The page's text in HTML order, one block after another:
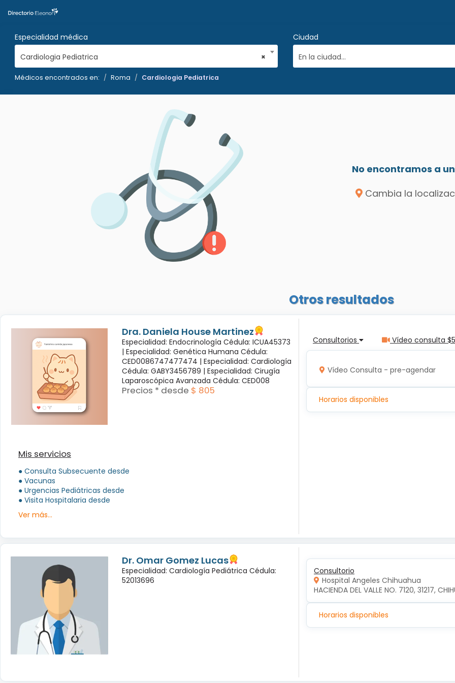
Especialidad médica
×
Cardiologia Pediatrica
Ciudad
En la ciudad...
Médicos encontrados en: Roma Cardiologia Pediatrica
No encontramos a
Cambia la
Otros resultados
Dra. Daniela House Martinez
Especialidad: Endocrinología Cédula: ICUA45373
| Especialidad: Genética Humana Cédula:
CED0086747477474 | Especialidad: Cardiología
Cédula: GABY3456789 | Especialidad: Cirugía
Laparoscópica Avanzada Cédula: CED008
Precios * desde $ 805
Mis servicios
● Consulta Subsecuente desde
● Vacunas
● Urgencias Pediátricas desde
● Visita Hospitalaria desde
Ver más...
Consultorios Vídeo consulta
Vídeo Consulta - pre-agendar
Horarios disponibles
Dr. Omar Gomez Lucas
Especialidad: Cardiología Pediátrica Cédula:
52013696
Consultorio
Hospital Angeles Chihuahua
HACIENDA DEL VALLE NO. 7120, 31217,
Horarios disponibles